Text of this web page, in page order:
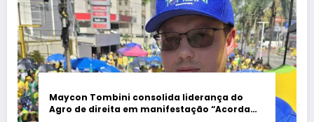
Maycon Tombini consolida liderança do
Agro de direita em manifestação “Acorda